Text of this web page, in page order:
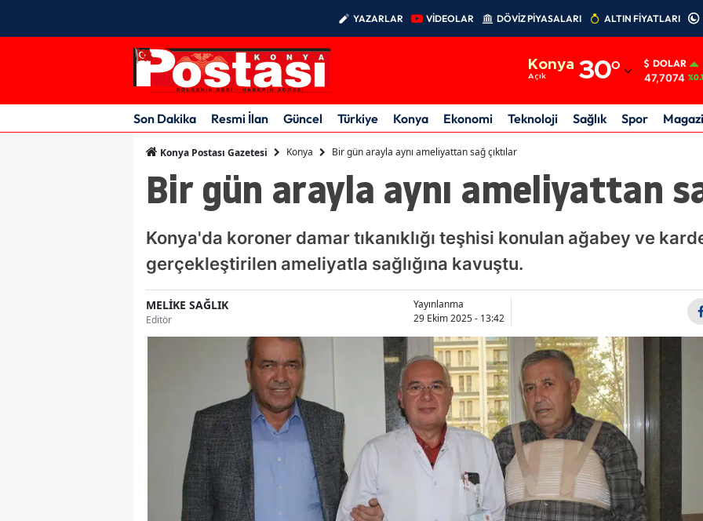
YAZARLAR VİDEOLAR DÖVİZ PİYASALARI ALTIN FİYATLARI
Konya
Açık 30°
Adıyaman
Afyonkarahisar
Amasya
Ankara
Antalya
Balıkesir
Bilecik
Bingöl
Bitlis
Bolu
Burdur
DOLAR
47,7074
Son Dakika Resmi İlan Güncel Türkiye Konya Ekonomi Teknoloji Sağlık Spor
Konya Postası Gazetesi Konya Bir gün arayla aynı ameliyattan sağ çıktılar
Bir gün arayla aynı ameliyattan
Konya'da koroner damar tıkanıklığı teşhisi konulan ağabey ve
gerçekleştirilen ameliyatla sağlığına kavuştu.
MELİKE SAĞLIK
Editör
Yayınlanma
29 Ekim 2025 - 13:42